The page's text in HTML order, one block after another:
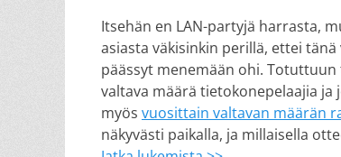
Itsehän en LAN-partyjä harrasta,
asiasta väkisinkin perillä, ettei
päässyt menemään ohi.
valtava määrä tietokonepelaajia
myös vuosittain valtavan määrän
näkyvästi paikalla, ja millaisella